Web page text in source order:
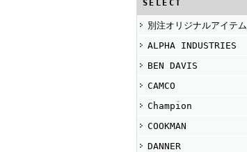
SELECT
別注オリジナルアイテム
ALPHA INDUSTRIES
BEN DAVIS
CAMCO
Champion
COOKMAN
DANNER